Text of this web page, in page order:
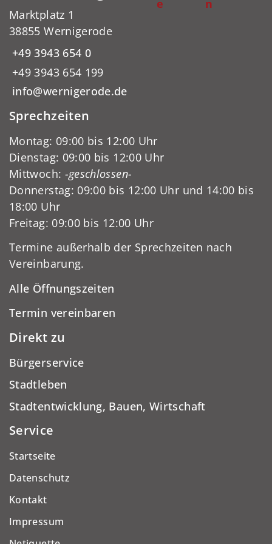
e
n
Marktplatz 1
38855 Wernigerode
+49 3943 654 0
+49 3943 654 199
info@wernigerode.de
Sprechzeiten
Montag: 09:00 bis 12:00 Uhr
Dienstag: 09:00 bis 12:00 Uhr
Mittwoch: -geschlossen-
Donnerstag: 09:00 bis 12:00 Uhr und 14:00 bis
18:00 Uhr
Freitag: 09:00 bis 12:00 Uhr
Termine außerhalb der Sprechzeiten nach
Vereinbarung.
Alle Öffnungszeiten
Termin vereinbaren
Direkt zu
Bürgerservice
Stadtleben
Stadtentwicklung, Bauen, Wirtschaft
Service
Startseite
Datenschutz
Kontakt
Impressum